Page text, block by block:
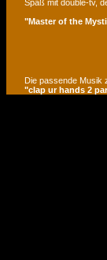
Spaß mit double-tv,
"Master of the
Die passende Musik
"clap ur hands 2